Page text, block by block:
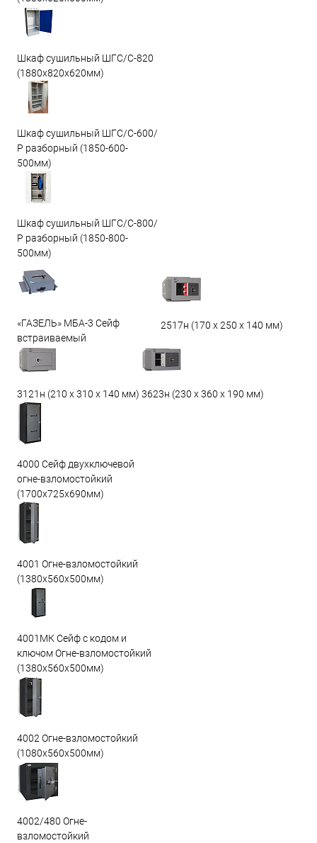
Шкаф сушильный ШГС/C-820
(1880x820x620мм)
Шкаф сушильный ШГС/С-600/
Р разборный (1850-600-
500мм)
Шкаф сушильный ШГС/С-800/
Р разборный (1850-800-
500мм)
«ГАЗЕЛЬ» МБА-3 Сейф
встраиваемый
2517н (170 х 250 х 140 мм)
3121н (210 х 310 х 140 мм) 3623н (230 х 360 х 190 мм)
4000 Сейф двухключевой
огне-взломостойкий
(1700х725х690мм)
4001 Огне-взломостойкий
(1380х560х500мм)
4001МК Сейф с кодом и
ключом Огне-взломостойкий
(1380х560х500мм)
4002 Огне-взломостойкий
(1080х560х500мм)
4002/480 Огне-
взломостойкий